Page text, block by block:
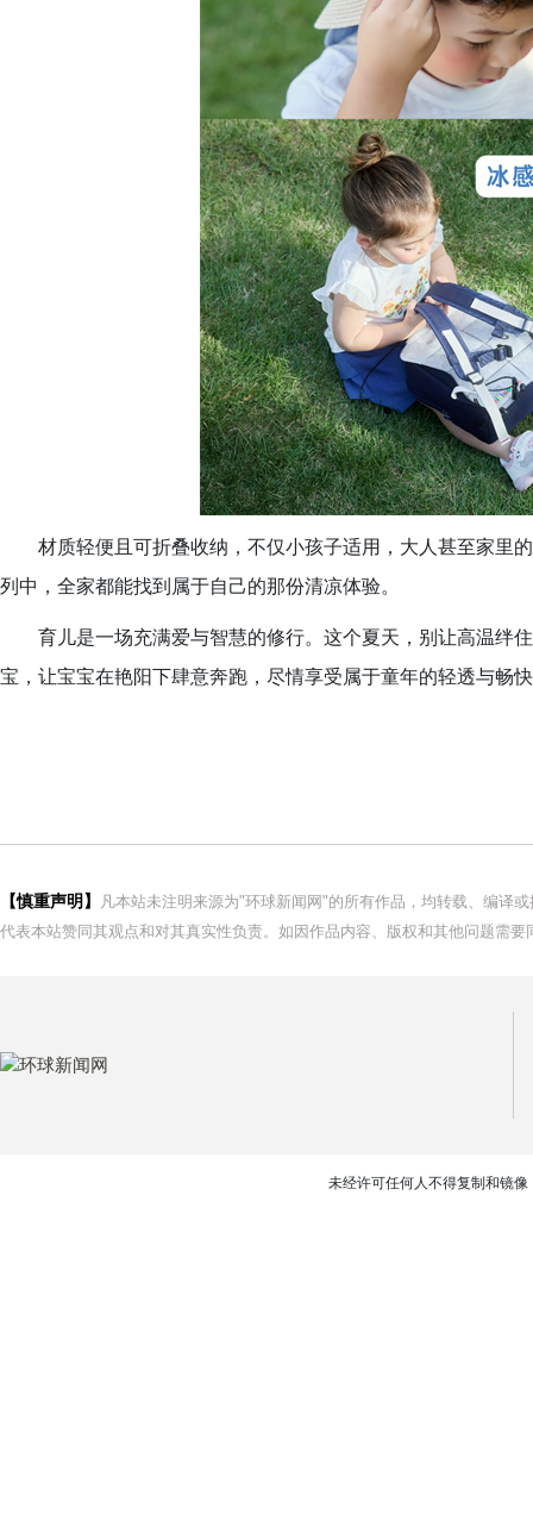
材质轻便且可折叠收纳，不仅小孩子适用，大人甚至家里
列中，全家都能找到属于自己的那份清凉体验。
育儿是一场充满爱与智慧的修行。这个夏天，别让高温绊
宝，让宝宝在艳阳下肆意奔跑，尽情享受属于童年的轻透与畅
【慎重声明】
凡本站未注明来源为"环球新闻网"的所有作品，均转载、编译
代表本站赞同其观点和对其真实性负责。如因作品内容、版权和其他问题需
未经许可任何人不得复制和镜